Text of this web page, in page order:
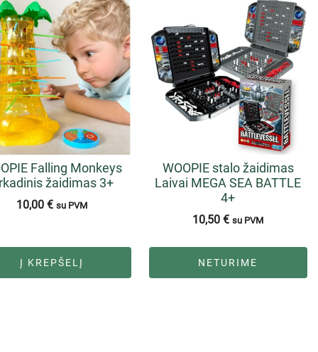
Falling Monkeys
žaidimas 3+
10,00 € su PVM
Į KREPŠELĮ
WOOPIE stalo žaidimas
Laivai MEGA SEA BATTLE
4+
10,50€ su PVM
NETURIME